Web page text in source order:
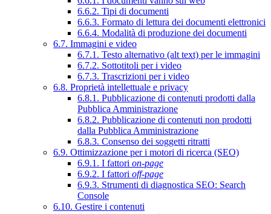
6.6.2. Tipi di documenti
6.6.3. Formato di lettura dei documenti elettronici
6.6.4. Modalità di produzione dei documenti
6.7. Immagini e video
6.7.1. Testo alternativo (alt text) per le immagini
6.7.2. Sottotitoli per i video
6.7.3. Trascrizioni per i video
6.8. Proprietà intellettuale e privacy
6.8.1. Pubblicazione di contenuti prodotti dalla
Pubblica Amministrazione
6.8.2. Pubblicazione di contenuti non prodotti
dalla Pubblica Amministrazione
6.8.3. Consenso dei soggetti ritratti
6.9. Ottimizzazione per i motori di ricerca (SEO)
6.9.1. I fattori on-page
6.9.2. I fattori off-page
6.9.3. Strumenti di diagnostica SEO: Search
Console
6.10. Gestire i contenuti